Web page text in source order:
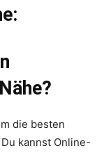
die besten
kannst Online-